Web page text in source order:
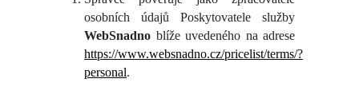
osobních údajů Poskytovatele služby
WebSnadno blíže uvedeného na adrese
https://www.websnadno.cz/pricelist/terms/?
personal.